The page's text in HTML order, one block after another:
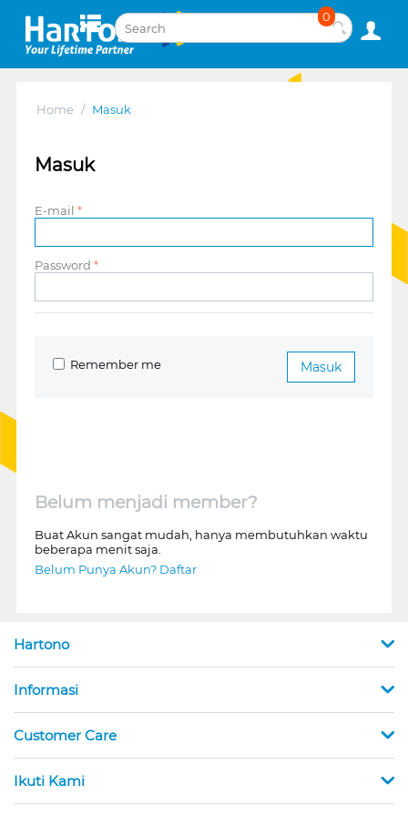
0
Home / Masuk
Masuk
E-mail
Password
Masuk
Remember me
Belum menjadi member?
Buat Akun sangat mudah, hanya membutuhkan waktu
beberapa menit saja.
Belum Punya Akun? Daftar
Hartono
Informasi
Customer Care
Ikuti Kami